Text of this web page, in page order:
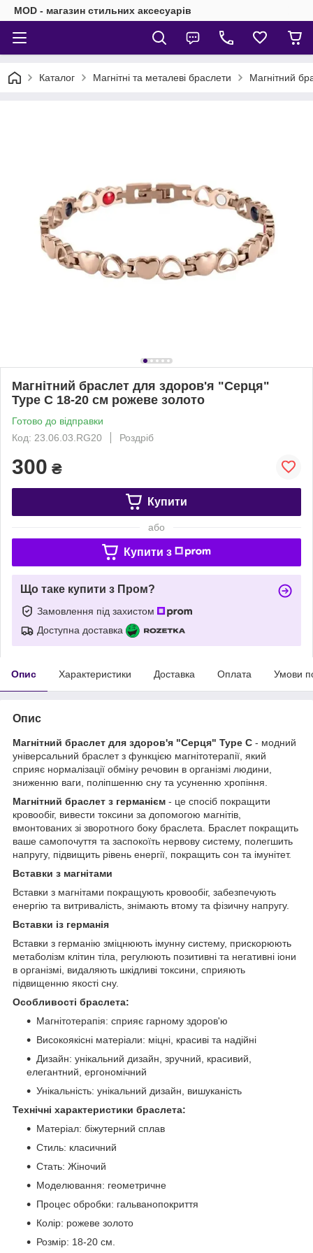
MOD - магазин стильних аксесуарів
Каталог Магнітні та металеві браслети Магнітний
Магнітний браслет для здоров'я "Серця"
Type C 18-20 см рожеве золото
Готово до відправки
Код: 23.06.03.RG20
Роздріб
300 ₴
Купити
або
Купити з
Що таке купити з Пром?
Замовлення під захистом
Доступна доставка
Опис Характеристики Доставка Оплата Умови
Опис
Магнітний браслет для здоров'я "Серця" Type С - модний
універсальний браслет з функцією магнітотерапії, який
сприяє нормалізації обміну речовин в організмі людини,
зниженню ваги, поліпшенню сну та усуненню хропіння.
Магнітний браслет з германієм - це спосіб покращити
кровообіг, вивести токсини за допомогою магнітів,
вмонтованих зі зворотного боку браслета. Браслет покращить
ваше самопочуття та заспокоїть нервову систему, полегшить
напругу, підвищить рівень енергії, покращить сон та імунітет.
Вставки з магнітами
Вставки з магнітами покращують кровообіг, забезпечують
енергію та витривалість, знімають втому та фізичну напругу.
Вставки із германія
Вставки з германію зміцнюють імунну систему, прискорюють
метаболізм клітин тіла, регулюють позитивні та негативні іони
в організмі, видаляють шкідливі токсини, сприяють
підвищенню якості сну.
Особливості браслета:
Магнітотерапія: сприяє гарному здоров'ю
Високоякісні матеріали: міцні, красиві та надійні
Дизайн: унікальний дизайн, зручний, красивий,
елегантний, ергономічний
Унікальність: унікальний дизайн, вишуканість
Технічні характеристики браслета:
Матеріал: біжутерний сплав
Стиль: класичний
Стать: Жіночий
Моделювання: геометричне
Процес обробки: гальванопокриття
Колір: рожеве золото
Розмір: 18-20 см.